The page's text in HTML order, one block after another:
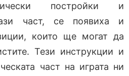
постройки и
част, се появиха и
които ще могат да
Тези инструкции и
част на играта ни